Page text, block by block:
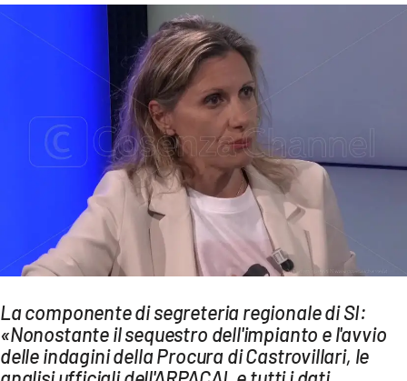
AMBIENTE
LAC NETWORK
LAC ONAIR
LaC
Network
LACPLAY.IT
La componente di segreteria regionale di SI:
«Nonostante il sequestro dell'impianto e l'avvio
delle indagini della Procura di Castrovillari, le